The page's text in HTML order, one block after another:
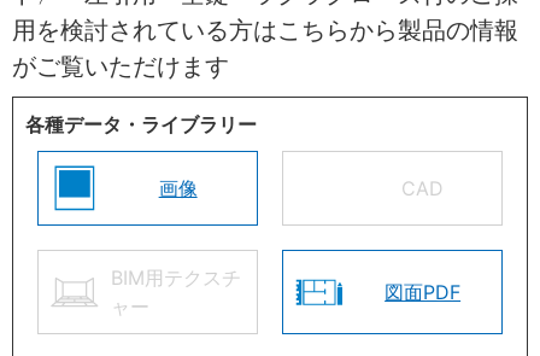
用を検討されている方はこちらから製品の情報
がご覧いただけます
各種データ・ライブラリー
画像 CAD
BIM用テクスチ
ャー
図面PDF